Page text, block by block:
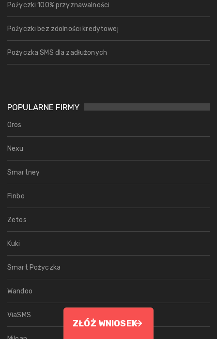
ZŁÓŻ WNIOSEK
Pożyczki 100% przyznawalności
Pożyczki bez zdolności kredytowej
Pożyczka SMS dla zadłużonych
POPULARNE FIRMY
Oros
Nexu
Smartney
Finbo
Zetos
Kuki
Smart Pożyczka
Wandoo
ViaSMS